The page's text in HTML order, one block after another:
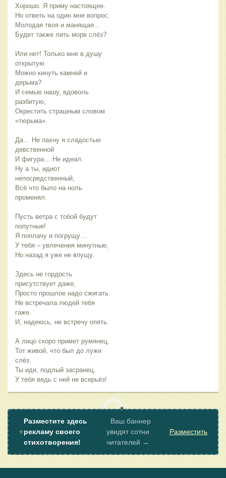
Хорошо. Я приму настоящее.
Но ответь на один мне вопрос.
Молодая твоя и манящая…
Будет также лить море слёз?
Или нет! Только мне в душу
открытую
Можно кинуть камней и
дерьма?
И семью нашу, вдоволь
разбитую,
Окрестить страшным словом
«тюрьма».
Да… Не пахну я сладостью
девственной
И фигура… Не идеал.
Ну а ты, идиот
непосредственный,
Всё что было на ноль
променял.
Пусть ветра с тобой будут
попутные!
Я поплачу и погрущу…
У тебя – увлечения минутные,
Но назад я уже не впущу.
Здесь не гордость
присутствует даже,
Просто прошлое надо сжигать.
Не встречала людей тебя
гаже.
И, надеюсь, не встречу опять.
А лицо скоро примет румянец,
Тот живой, что был до лужи
слёз.
Ты иди, подлый засранец,
У тебя ведь с ней не всерьёз!
⭐
Разместите здесь
рекламу своего
стихотворения!
Ваш баннер
увидят сотни
читателей →
Разместить